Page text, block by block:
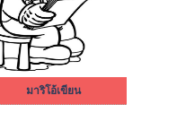
มาริโอ้เขียน